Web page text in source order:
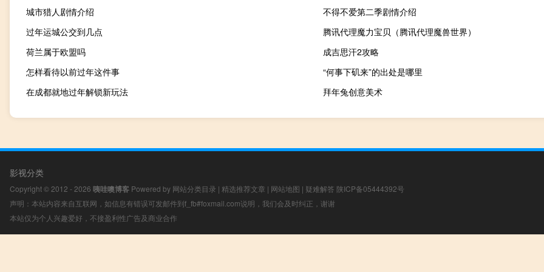
城市猎人剧情介绍
不得不爱第二季剧情介绍
过年运城公交到几点
腾讯代理魔力宝贝（腾讯代理魔兽世界）
荷兰属于欧盟吗
成吉思汗2攻略
怎样看待以前过年这件事
“何事下矶来”的出处是哪里
在成都就地过年解锁新玩法
拜年兔创意美术
影视分类
Copyright © 2012 - 2026 咦哇噢博客 Powered by 网站分类目录 | 精选推荐文章 | 网站地图 | 疑难解答 陕ICP备05444392号
声明：本站内容来自互联网，如信息有错误可发邮件到f_fb#foxmail.com说明，我们会及时纠正，谢谢
本站仅为个人兴趣爱好，不接盈利性广告及商业合作